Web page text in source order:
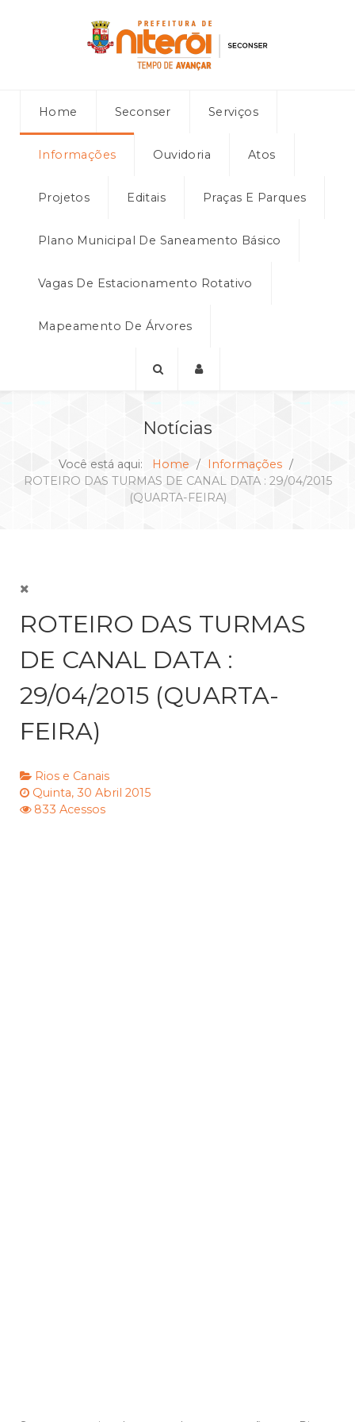
Home Seconser Serviços
Informações Ouvidoria Atos
Projetos Editais Praças E Parques
Plano Municipal De Saneamento Básico
Vagas De Estacionamento Rotativo
Mapeamento De Árvores
Notícias
Você está aqui: Home
Informações
ROTEIRO DAS TURMAS DE CANAL DATA : 29/04/2015
(QUARTA-FEIRA)
ROTEIRO DAS TURMAS
DE CANAL DATA :
29/04/2015 (QUARTA-
FEIRA)
Rios e Canais
Quinta, 30 Abril 2015
833 Acessos